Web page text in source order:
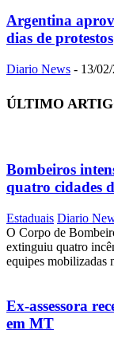
Argentina
dias de protestos
Diario News - 13/
ÚLTIMO
Bombeiros
quatro cidades
Estaduais Diario
O Corpo de
extinguiu quatro
equipes mobilizadas
Ex-assessora
em MT